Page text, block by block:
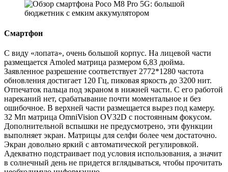
Смартфон
С виду «лопата», очень большой корпус. На лицевой части
размещается Amoled матрица размером 6,83 дюйма.
Заявленное разрешение соответствует 2772*1280 частота
обновления достигает 120 Гц, пиковая яркость до 3200 нит.
Отпечаток пальца под экраном в нижней части. С его работой
нареканий нет, срабатывание почти моментальное и без
ошибочное. В верхней части размещается вырез под камеру.
32 Мп матрица OmniVision OV32D с постоянным фокусом.
Дополнительной вспышки не предусмотрено, эти функции
выполняет экран. Матрицы для селфи более чем достаточно.
Экран довольно яркий с автоматической регулировкой.
Адекватно подстраивает под условия использования, а значит
в солнечный день не придется вглядываться, чтобы прочитать